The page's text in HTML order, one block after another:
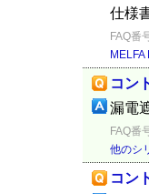
仕様
FAQ番
MELFA
コン
漏電
FAQ番
他のシ
コン